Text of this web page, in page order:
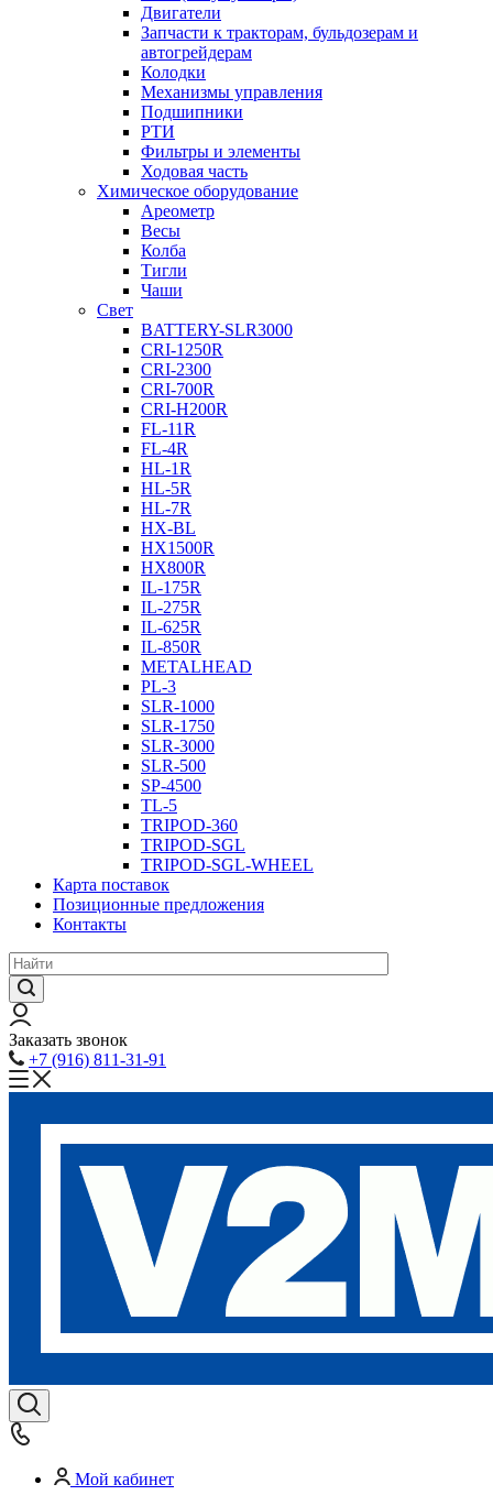
Двигатели
Запчасти к тракторам, бульдозерам и
автогрейдерам
Колодки
Механизмы управления
Подшипники
РТИ
Фильтры и элементы
Ходовая часть
Химическое оборудование
Ареометр
Весы
Колба
Тигли
Чаши
Cвет
BATTERY-SLR3000
CRI-1250R
CRI-2300
CRI-700R
CRI-H200R
FL-11R
FL-4R
HL-1R
HL-5R
HL-7R
HX-BL
HX1500R
HX800R
IL-175R
IL-275R
IL-625R
IL-850R
METALHEAD
PL-3
SLR-1000
SLR-1750
SLR-3000
SLR-500
SP-4500
TL-5
TRIPOD-360
TRIPOD-SGL
TRIPOD-SGL-WHEEL
Карта поставок
Позиционные предложения
Контакты
Заказать звонок
+7 (916) 811-31-91
Мой кабинет